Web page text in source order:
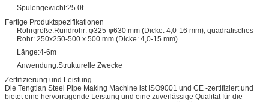
Spulengewicht:25.0t
Fertige Produktspezifikationen
Rohrgröße:Rundrohr: φ325-φ630 mm (Dicke: 4,0-16 mm), quadratisches
Rohr: 250x250-500 x 500 mm (Dicke: 4,0-15 mm)
Länge:4-6m
Anwendung:Strukturelle Zwecke
Zertifizierung und Leistung
Die Tengtian Steel Pipe Making Machine ist ISO9001 und CE -zertifiziert und
bietet eine hervorragende Leistung und eine zuverlässige Qualität für die